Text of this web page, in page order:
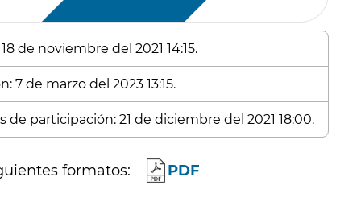
de noviembre del 2021 14:15.
7 de marzo del 2023 13:15.
participación: 21 de diciembre del 2021 18:00.
formatos: PDF